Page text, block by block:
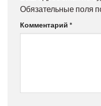
Обязательные поля
Комментарий *